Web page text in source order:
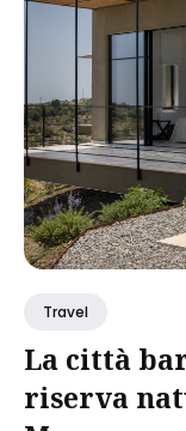
Travel
La città
riserva